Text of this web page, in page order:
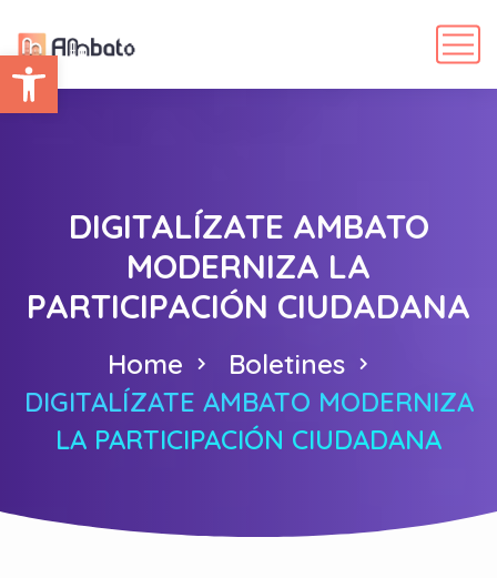
Abrir barra de herramientas
DIGITALÍZATE AMBATO
MODERNIZA LA
PARTICIPACIÓN CIUDADANA
Home
Boletines
DIGITALÍZATE AMBATO MODERNIZA
LA PARTICIPACIÓN CIUDADANA